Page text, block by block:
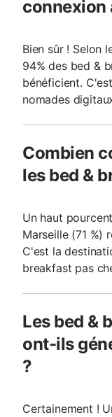
connexion
Bien sûr ! Selon
94% des bed &
bénéficient.
nomades
Combien
les bed &
Un haut
Marseille (71 %)
C'est la
breakfast pas
Les bed &
ont-ils
?
Certainement !